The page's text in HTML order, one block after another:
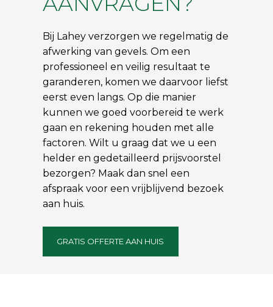
Bij Lahey verzorgen we regelmatig de
afwerking van gevels. Om een
professioneel en veilig resultaat te
garanderen, komen we daarvoor liefst
eerst even langs. Op die manier
kunnen we goed voorbereid te werk
gaan en rekening houden met alle
factoren. Wilt u graag dat we u een
helder en gedetailleerd prijsvoorstel
bezorgen? Maak dan snel een
afspraak voor een vrijblijvend bezoek
aan huis.
GRATIS OFFERTE AAN HUIS